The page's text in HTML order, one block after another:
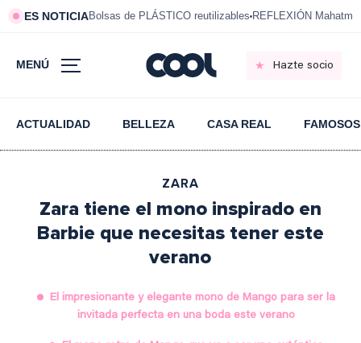
ES NOTICIABolsas de PLÁSTICO reutilizables REFLEXIÓN
MENÚ Hazte socio
ACTUALIDAD BELLEZA CASA REAL FAMOSOS
ZARA
Zara tiene el mono inspirado en
Barbie que necesitas tener este
verano
El impresionante y elegante mono de Mango para ser la
invitada perfecta en una boda este verano